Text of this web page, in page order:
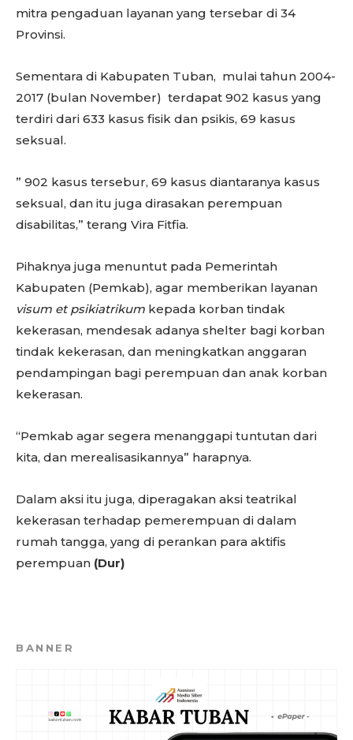
mitra pengaduan layanan yang tersebar di 34
Provinsi.
Sementara di Kabupaten Tuban, mulai tahun 2004-
2017 (bulan November) terdapat 902 kasus yang
terdiri dari 633 kasus fisik dan psikis, 69 kasus
seksual.
” 902 kasus tersebur, 69 kasus diantaranya kasus
seksual, dan itu juga dirasakan perempuan
disabilitas,” terang Vira Fitfia.
Pihaknya juga menuntut pada Pemerintah
Kabupaten (Pemkab), agar memberikan layanan
visum et psikiatrikum kepada korban tindak
kekerasan, mendesak adanya shelter bagi korban
tindak kekerasan, dan meningkatkan anggaran
pendampingan bagi perempuan dan anak korban
kekerasan.
“Pemkab agar segera menanggapi tuntutan dari
kita, dan merealisasikannya” harapnya.
Dalam aksi itu juga, diperagakan aksi teatrikal
kekerasan terhadap pemerempuan di dalam
rumah tangga, yang di perankan para aktifis
perempuan (Dur)
BANNER